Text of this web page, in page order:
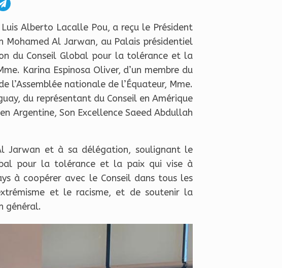
Alberto Lacalle Pou, a reçu le Président
Mohamed Al Jarwan, au Palais présidentiel
du Conseil Global pour la tolérance et la
Karina Espinosa Oliver, d’un membre du
l’Assemblée nationale de l’Équateur, Mme.
du représentant du Conseil en Amérique
Argentine, Son Excellence Saeed Abdullah
Jarwan et à sa délégation, soulignant le
pour la tolérance et la paix qui vise à
à coopérer avec le Conseil dans tous les
et le racisme, et de soutenir la
général.